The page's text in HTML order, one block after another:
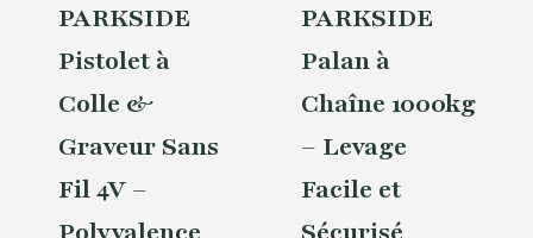
PARKSIDE
Pistolet à
Colle &
Graveur Sans
Fil 4V –
PARKSIDE
Palan à
Chaîne 1000kg
– Levage
Facile et